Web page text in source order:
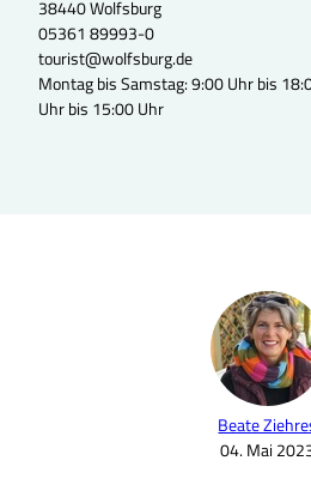
38440 Wolfsburg
05361 89993-0
tourist@wolfsburg.de
Montag bis Samstag: 9:00 Uhr bis
Uhr bis 15:00 Uhr
Beate
04. Mai